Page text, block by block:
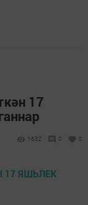
17
1632 0 0